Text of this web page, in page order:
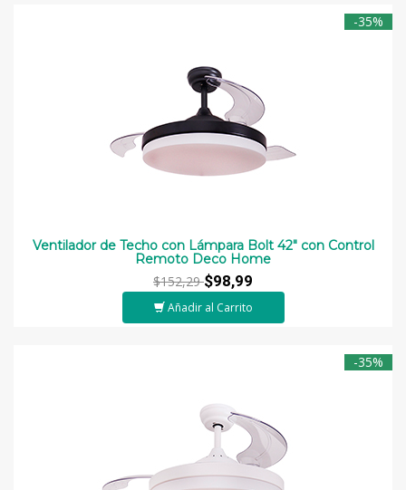
-35%
Ventilador de Techo con Lámpara Bolt 42" con Control
Remoto Deco Home
$152,29$98,99
Añadir al Carrito
-35%